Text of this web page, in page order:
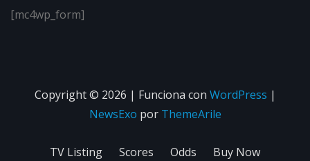
[mc4wp_form]
Copyright © 2026 | Funciona con WordPress |
NewsExo por ThemeArile
TV Listing Scores Odds Buy Now